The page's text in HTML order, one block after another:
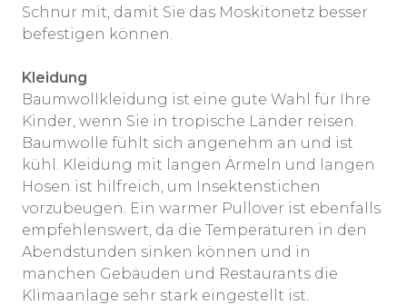
Schnur mit, damit Sie das Moskitonetz besser
befestigen können.
Kleidung
Baumwollkleidung ist eine gute Wahl für Ihre
Kinder, wenn Sie in tropische Länder reisen.
Baumwolle fühlt sich angenehm an und ist
kühl. Kleidung mit langen Ärmeln und langen
Hosen ist hilfreich, um Insektenstichen
vorzubeugen. Ein warmer Pullover ist ebenfalls
empfehlenswert, da die Temperaturen in den
Abendstunden sinken können und in
manchen Gebäuden und Restaurants die
Klimaanlage sehr stark eingestellt ist.